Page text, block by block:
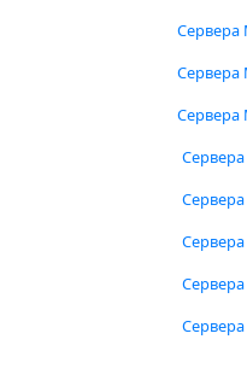
Сервера
Сервера
Сервера